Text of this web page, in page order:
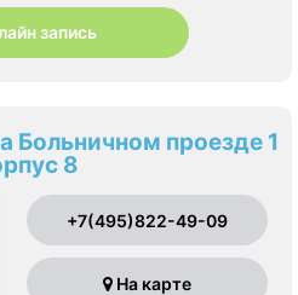
запись
Больничном проезде 1
8
+7(495)822-49-09
На карте